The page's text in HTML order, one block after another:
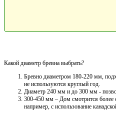
Какой диаметр бревна выбрать?
Бревно диаметром 180-220 мм,
не используются круглый год.
Диаметр 240 мм и до 300 мм -
300-450 мм – Дом смотрится более
например, с использование